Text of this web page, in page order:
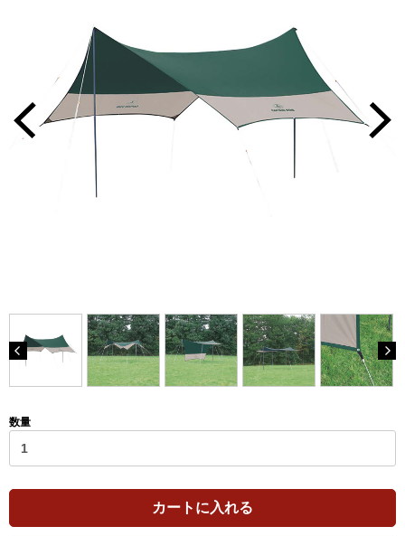
数量
カートに入れる